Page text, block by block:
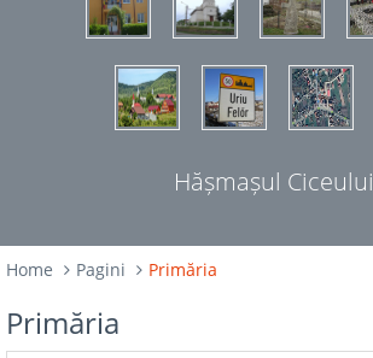
Hășmașul Ciceului
Home Pagini Primăria
Primăria